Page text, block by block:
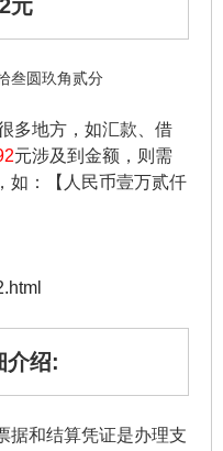
元
叁圆玖角贰分
多地方，如汇款、借
元涉及到金额，则需
如：【人民币壹万贰仟
介绍:
据和结算凭证是办理支